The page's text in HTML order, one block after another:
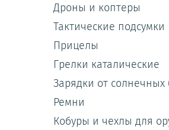
Дроны и коптеры
Тактические подсумки
Прицелы
Грелки каталические
Зарядки от солнечных
Ремни
Кобуры и чехлы для